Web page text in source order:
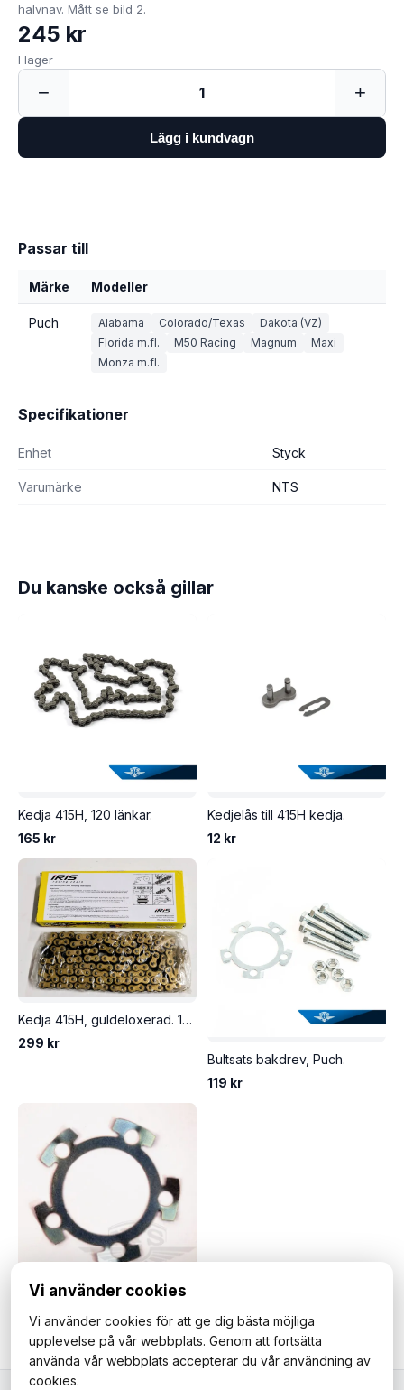
halvnav. Mått se bild 2.
245 kr
I lager
− 1 +
Lägg i kundvagn
Passar till
Märke Modeller
Puch Alabama Colorado/Texas
Dakota (VZ)
Florida m.fl.
M50 Racing Magnum
Maxi
Monza m.fl.
Specifikationer
Enhet Styck
Varumärke NTS
Du kanske också gillar
Kedja 415H, 120 länkar.
165 kr
Kedjelås till 415H kedja.
12 kr
Kedja 415H, guldeloxerad. 128 länkar, hög kvalité.
299 kr
Bultsats bakdrev, Puch.
119 kr
Säkringsplåt / låsbleck, bakdrev Puch.
49 kr
Vi använder cookies
Vi använder cookies för att ge dig bästa möjliga
upplevelse på vår webbplats. Genom att fortsätta
använda vår webbplats accepterar du vår användning av
cookies.